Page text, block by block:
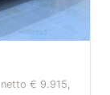
€ 9.915,